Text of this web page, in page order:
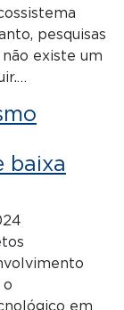
pesquisas
existe um
baixa
o
em